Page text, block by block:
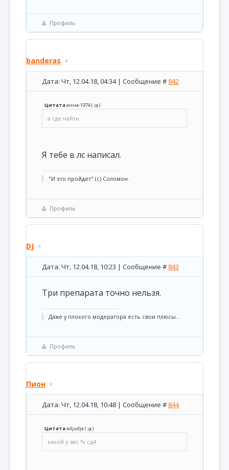
Профиль
banderas
Дата: Чт, 12.04.18, 04:34 | Сообщение # 842
Цитатаанна-1974( )
а где найти
Я тебе в лс написал.
"И это пройдет" (с) Соломон.
Профиль
DJ
Дата: Чт, 12.04.18, 10:23 | Сообщение # 843
Три препарата точно нельзя.
Даже у плохого модератора есть свои плюсы...
Профиль
Пион
Дата: Чт, 12.04.18, 10:48 | Сообщение # 844
Цитатаadjudja ( )
какой у вас % сд4